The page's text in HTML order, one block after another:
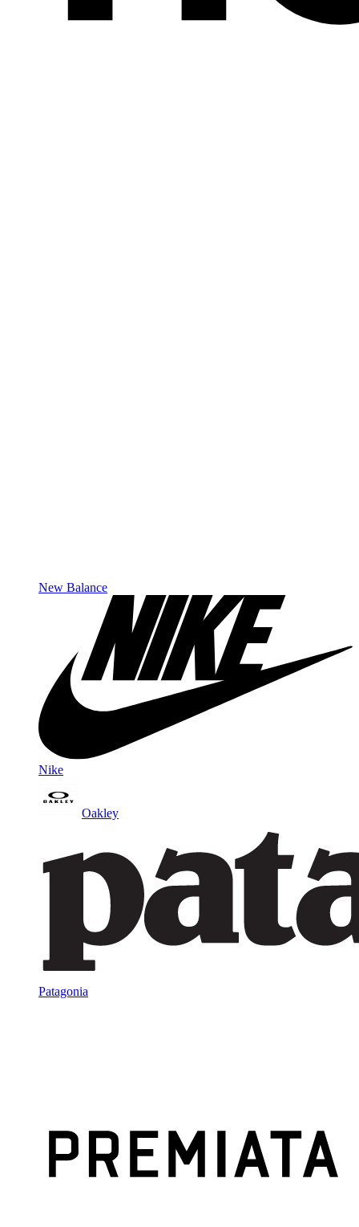
New Balance
Nike
Oakley
Patagonia